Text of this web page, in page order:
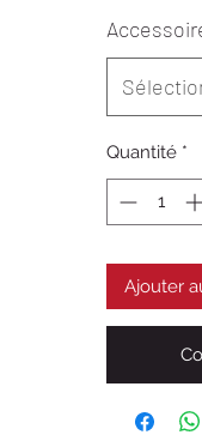
Quantité *
Ajouter